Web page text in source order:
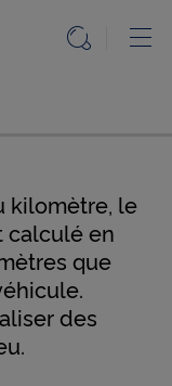
kilomètre, le
calculé en
que
des